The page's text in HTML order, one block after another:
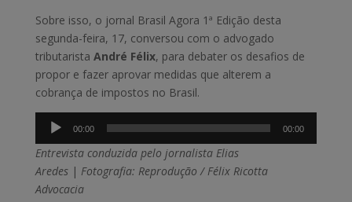
Sobre isso, o jornal Brasil Agora 1ª Edição desta
segunda-feira, 17, conversou com o advogado
tributarista André Félix, para debater os desafios de
propor e fazer aprovar medidas que alterem a
cobrança de impostos no Brasil.
Tocador
áudio
00:00 00:00
Entrevista conduzida pelo jornalista Elias
Aredes| Fotografia: Reprodução / Félix Ricotta
Advocacia